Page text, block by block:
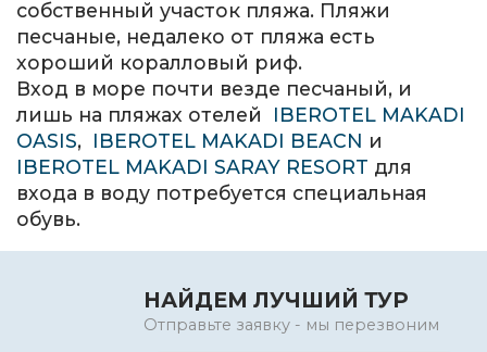
собственный участок пляжа. Пляжи
песчаные, недалеко от пляжа есть
хороший коралловый риф.
Вход в море почти везде песчаный, и
лишь на пляжах отелей IBEROTEL MAKADI
OASIS, IBEROTEL MAKADI BEACN и
IBEROTEL MAKADI SARAY RESORT для
входа в воду потребуется специальная
обувь.
НАЙДЕМ ЛУЧШИЙ ТУР
Отправьте заявку - мы перезвоним